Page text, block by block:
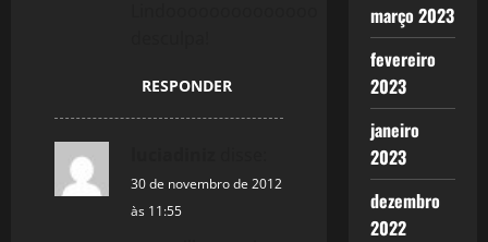
RESPONDER
30 de novembro de 2012
às 11:55
março 2023
fevereiro
2023
janeiro
2023
dezembro
2022